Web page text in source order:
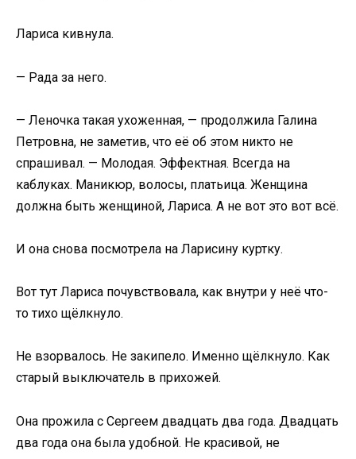
Лариса кивнула.
— Рада за него.
— Леночка такая ухоженная, — продолжила Галина
Петровна, не заметив, что её об этом никто не
спрашивал. — Молодая. Эффектная. Всегда на
каблуках. Маникюр, волосы, платьица. Женщина
должна быть женщиной, Лариса. А не вот это вот всё.
И она снова посмотрела на Ларисину куртку.
Вот тут Лариса почувствовала, как внутри у неё что-
то тихо щёлкнуло.
Не взорвалось. Не закипело. Именно щёлкнуло. Как
старый выключатель в прихожей.
Она прожила с Сергеем двадцать два года. Двадцать
два года она была удобной. Не красивой, не